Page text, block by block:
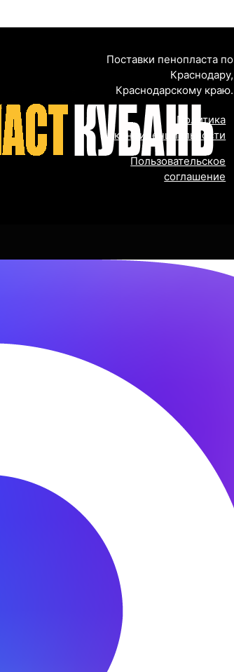
Поставки пенопласта по
Краснодару,
Краснодарскому краю.
Политика
конфиденциальности
Пользовательское
соглашение